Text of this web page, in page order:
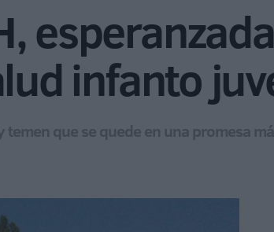
infanto
que se quede en una promesa